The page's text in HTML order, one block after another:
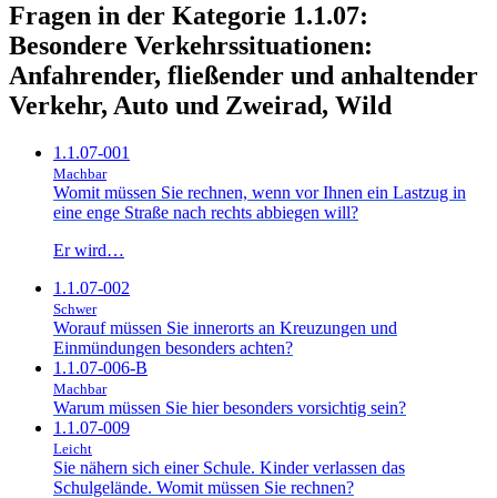
Fragen in der Kategorie 1.1.07:
Besondere Verkehrssituationen:
Anfahrender, fließender und anhaltender
Verkehr, Auto und Zweirad, Wild
1.1.07-001
Machbar
Womit müssen Sie rechnen, wenn vor Ihnen ein Lastzug in
eine enge Straße nach rechts abbiegen will?
Er wird…
1.1.07-002
Schwer
Worauf müssen Sie innerorts an Kreuzungen und
Einmündungen besonders achten?
1.1.07-006-B
Machbar
Warum müssen Sie hier besonders vorsichtig sein?
1.1.07-009
Leicht
Sie nähern sich einer Schule. Kinder verlassen das
Schulgelände. Womit müssen Sie rechnen?